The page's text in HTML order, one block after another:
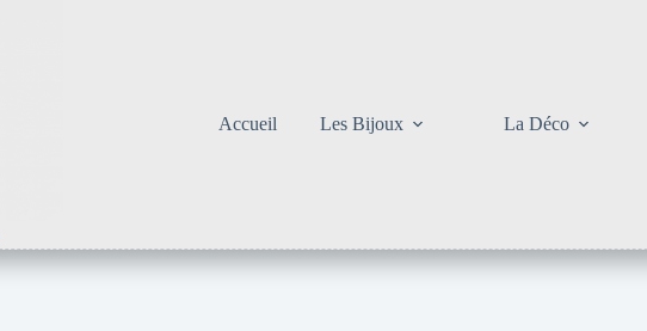
Accueil Les Bijoux La Déco